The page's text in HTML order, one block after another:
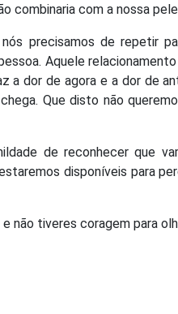
combinaria com a nossa
precisamos de repetir
Aquele
a dor de agora e a dor de
Que disto não
de reconhecer que
disponíveis para
não tiveres coragem para